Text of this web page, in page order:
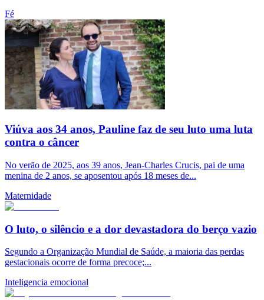
Fé
Viúva aos 34 anos, Pauline faz de seu luto uma luta
contra o câncer
No verão de 2025, aos 39 anos, Jean-Charles Crucis, pai de uma
menina de 2 anos, se aposentou após 18 meses de...
Maternidade
O luto, o silêncio e a dor devastadora do berço vazio
Segundo a Organização Mundial de Saúde, a maioria das perdas
gestacionais ocorre de forma precoce;...
Inteligencia emocional